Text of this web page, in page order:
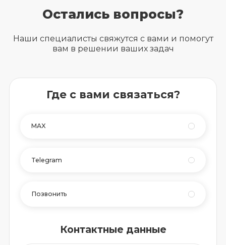
Остались вопросы?
Наши специалисты свяжутся с вами и помогут
вам в решении ваших задач
Где с вами связаться?
MAX
Telegram
Позвонить
Контактные данные